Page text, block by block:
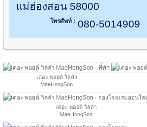
แม่ฮ่องสอน 58000
โทรศัพท์ : 080-5014909
เดอะ พอยต์ วิลล่า
MaeHongSon
เดอะ พอยต์ วิลล่า
MaeHongSon